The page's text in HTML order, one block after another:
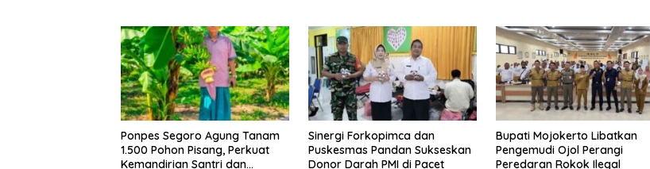
Ponpes Segoro Agung Tanam
1.500 Pohon Pisang, Perkuat
Kemandirian Santri dan
Sinergi Forkopimca dan
Puskesmas Pandan Sukseskan
Donor Darah PMI di Pacet
Bupati Mojokerto Libatkan
Pengemudi Ojol Perangi
Peredaran Rokok Ilegal